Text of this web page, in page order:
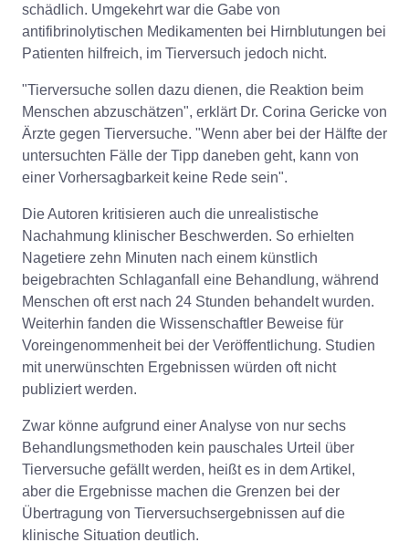
schädlich. Umgekehrt war die Gabe von
antifibrinolytischen Medikamenten bei Hirnblutungen bei
Patienten hilfreich, im Tierversuch jedoch nicht.
"Tierversuche sollen dazu dienen, die Reaktion beim
Menschen abzuschätzen", erklärt Dr. Corina Gericke von
Ärzte gegen Tierversuche. "Wenn aber bei der Hälfte der
untersuchten Fälle der Tipp daneben geht, kann von
einer Vorhersagbarkeit keine Rede sein".
Die Autoren kritisieren auch die unrealistische
Nachahmung klinischer Beschwerden. So erhielten
Nagetiere zehn Minuten nach einem künstlich
beigebrachten Schlaganfall eine Behandlung, während
Menschen oft erst nach 24 Stunden behandelt wurden.
Weiterhin fanden die Wissenschaftler Beweise für
Voreingenommenheit bei der Veröffentlichung. Studien
mit unerwünschten Ergebnissen würden oft nicht
publiziert werden.
Zwar könne aufgrund einer Analyse von nur sechs
Behandlungsmethoden kein pauschales Urteil über
Tierversuche gefällt werden, heißt es in dem Artikel,
aber die Ergebnisse machen die Grenzen bei der
Übertragung von Tierversuchsergebnissen auf die
klinische Situation deutlich.